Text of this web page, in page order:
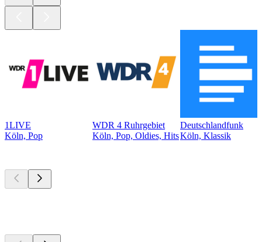
1LIVE
Köln, Pop
WDR 4 Ruhrgebiet
Köln, Pop, Oldies, Hits
Deutschlandfunk
Köln, Klassik